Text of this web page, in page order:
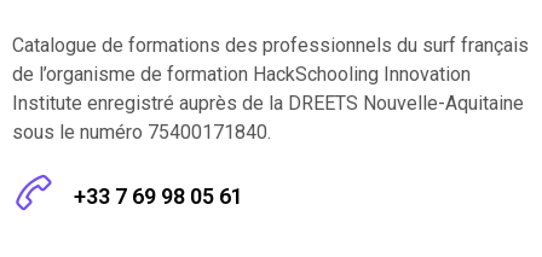
Catalogue de formations des professionnels du surf français
de l’organisme de formation HackSchooling Innovation
Institute enregistré auprès de la DREETS Nouvelle-Aquitaine
sous le numéro 75400171840.
+33 7 69 98 05 61